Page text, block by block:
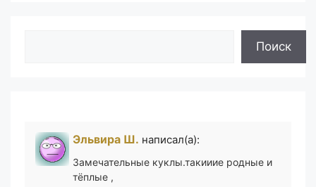
Поиск
Эльвира Ш. написал(а):
Замечательные куклы.такииие родные и
тёплые ,